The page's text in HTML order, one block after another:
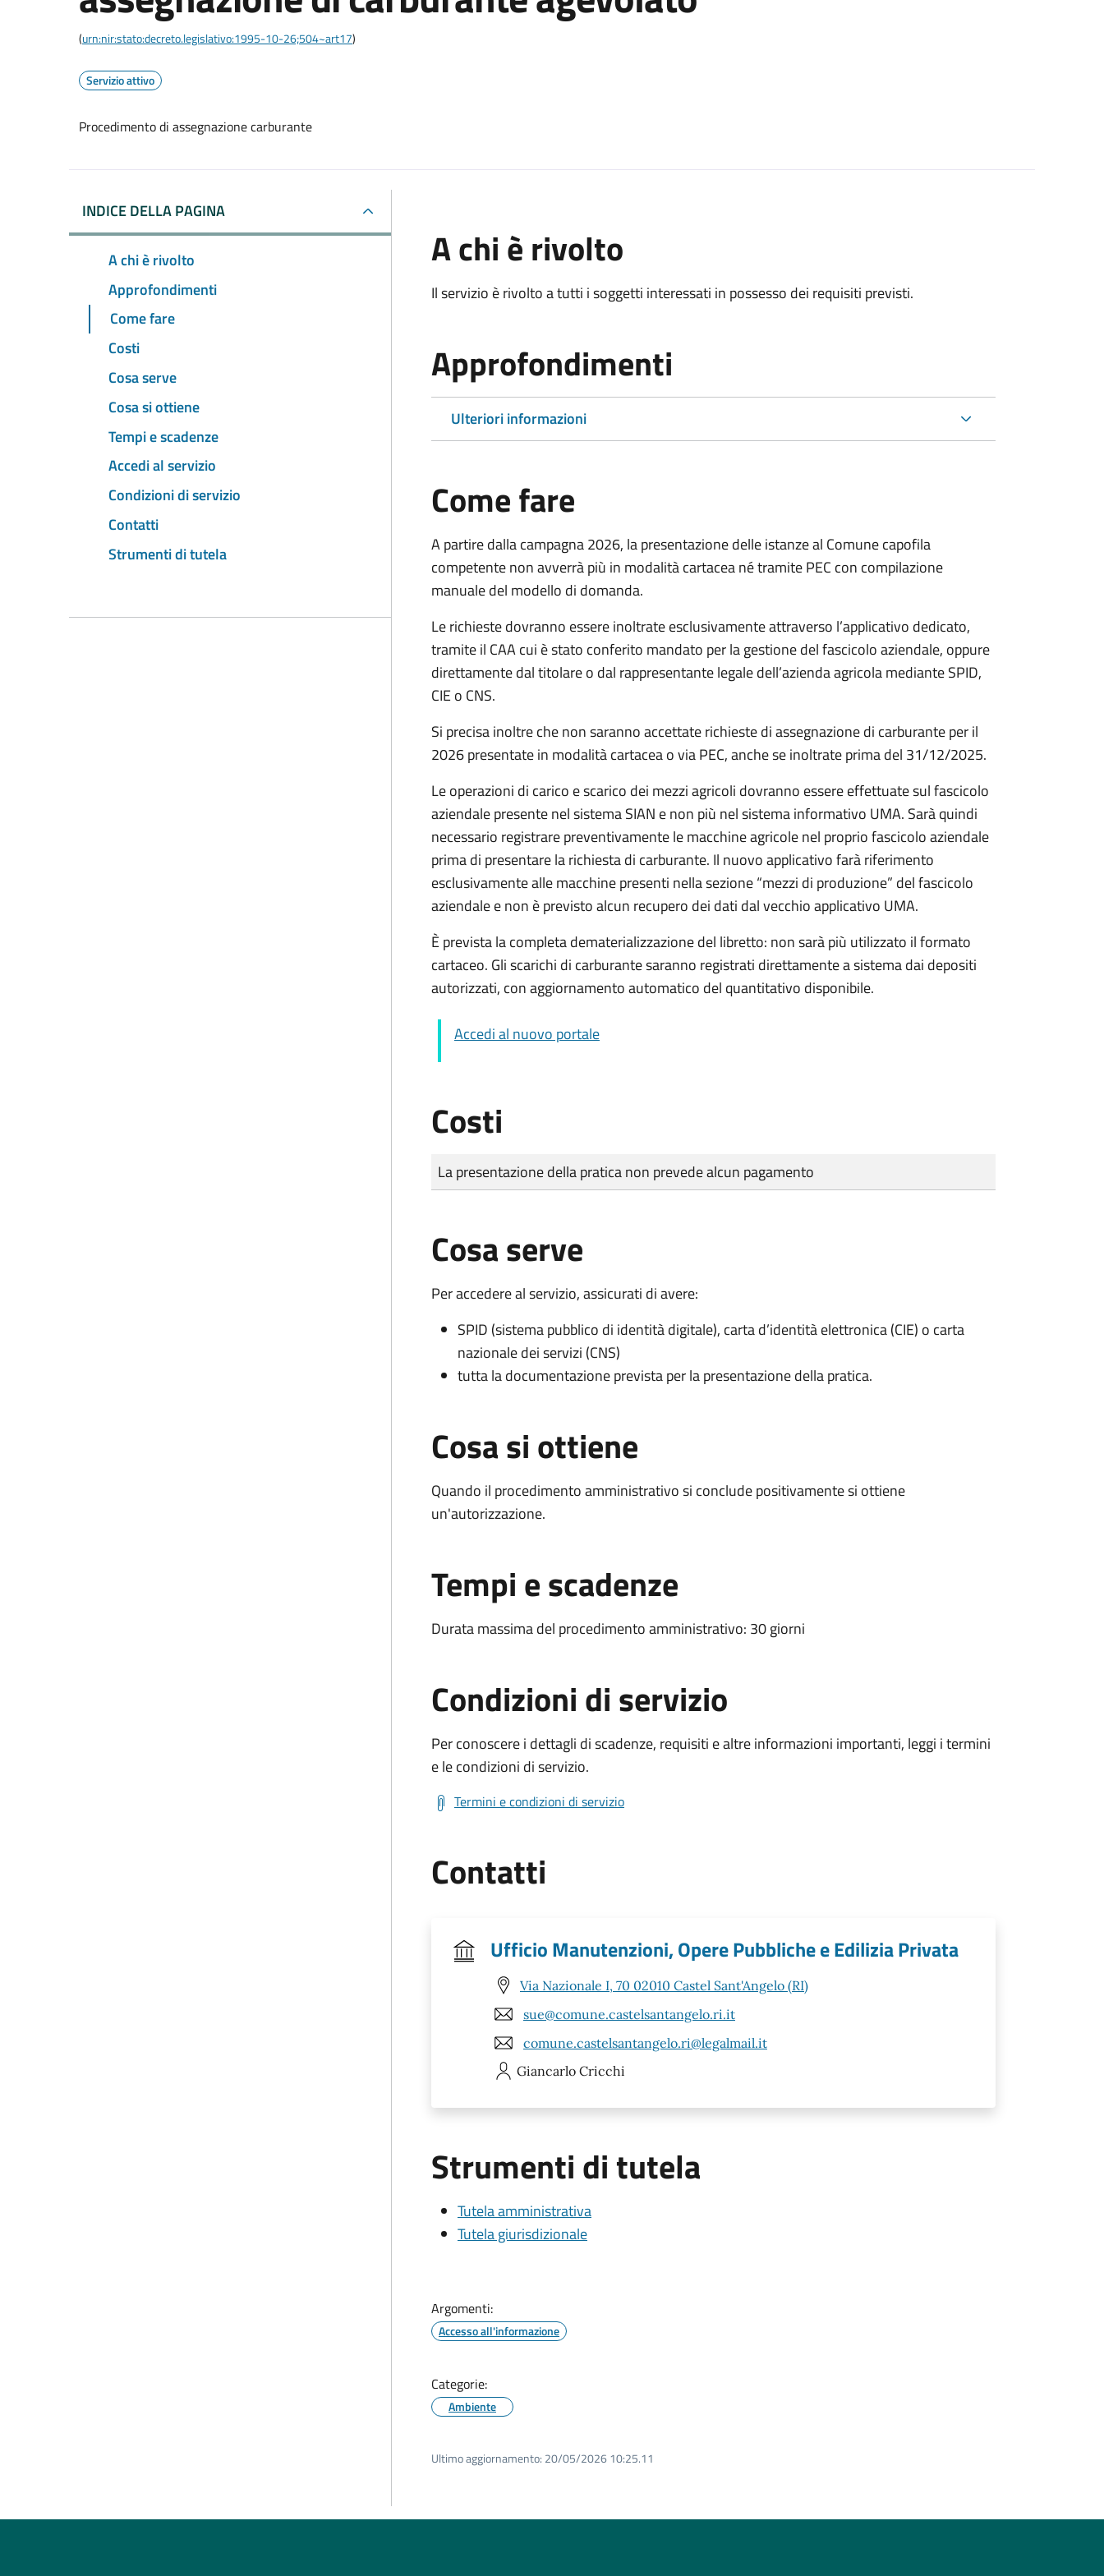
(urn:nir:stato:decreto.legislativo:1995-10-26;504~art17)
Servizio attivo
Procedimento di assegnazione carburante
INDICE DELLA PAGINA
A chi è rivolto
Approfondimenti
Come fare
Costi
Cosa serve
Cosa si ottiene
Tempi e scadenze
Accedi al servizio
Condizioni di servizio
Contatti
Strumenti di tutela
A chi è rivolto
Il servizio è rivolto a tutti i soggetti interessati in possesso dei requisiti previsti.
Approfondimenti
Ulteriori informazioni
Come fare
A partire dalla campagna 2026, la presentazione delle istanze al Comune capofila
competente non avverrà più in modalità cartacea né tramite PEC con compilazione
manuale del modello di domanda.
Le richieste dovranno essere inoltrate esclusivamente attraverso l’applicativo dedicato,
tramite il CAA cui è stato conferito mandato per la gestione del fascicolo aziendale, oppure
direttamente dal titolare o dal rappresentante legale dell’azienda agricola mediante SPID,
CIE o CNS.
Si precisa inoltre che non saranno accettate richieste di assegnazione di carburante per il
2026 presentate in modalità cartacea o via PEC, anche se inoltrate prima del 31/12/2025.
Le operazioni di carico e scarico dei mezzi agricoli dovranno essere effettuate sul fascicolo
aziendale presente nel sistema SIAN e non più nel sistema informativo UMA. Sarà quindi
necessario registrare preventivamente le macchine agricole nel proprio fascicolo aziendale
prima di presentare la richiesta di carburante. Il nuovo applicativo farà riferimento
esclusivamente alle macchine presenti nella sezione “mezzi di produzione” del fascicolo
aziendale e non è previsto alcun recupero dei dati dal vecchio applicativo UMA.
È prevista la completa dematerializzazione del libretto: non sarà più utilizzato il formato
cartaceo. Gli scarichi di carburante saranno registrati direttamente a sistema dai depositi
autorizzati, con aggiornamento automatico del quantitativo disponibile.
Accedi al nuovo portale
Costi
Tipo di pagamento
Importo
La presentazione della pratica non prevede alcun pagamento
Cosa serve
Per accedere al servizio, assicurati di avere:
SPID (sistema pubblico di identità digitale), carta d’identità elettronica (CIE) o carta
nazionale dei servizi (CNS)
tutta la documentazione prevista per la presentazione della pratica.
Cosa si ottiene
Quando il procedimento amministrativo si conclude positivamente si ottiene
un'autorizzazione.
Tempi e scadenze
Durata massima del procedimento amministrativo: 30 giorni
Condizioni di servizio
Per conoscere i dettagli di scadenze, requisiti e altre informazioni importanti, leggi i termini
e le condizioni di servizio.
Termini e condizioni di servizio
Contatti
Ufficio Manutenzioni, Opere Pubbliche e Edilizia Privata
Via Nazionale I, 70 02010 Castel Sant'Angelo (RI)
sue@comune.castelsantangelo.ri.it
comune.castelsantangelo.ri@legalmail.it
Giancarlo Cricchi
Strumenti di tutela
Tutela amministrativa
Tutela giurisdizionale
Argomenti:
Accesso all'informazione
Categorie:
Ambiente
Ultimo aggiornamento: 20/05/2026 10:25.11